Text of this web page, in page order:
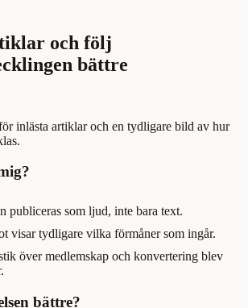
och följ
bättre
inlästa artiklar och en tydligare bild av hur
publiceras som ljud, inte bara text.
visar tydligare vilka förmåner som ingår.
över medlemskap och konvertering blev
bättre?